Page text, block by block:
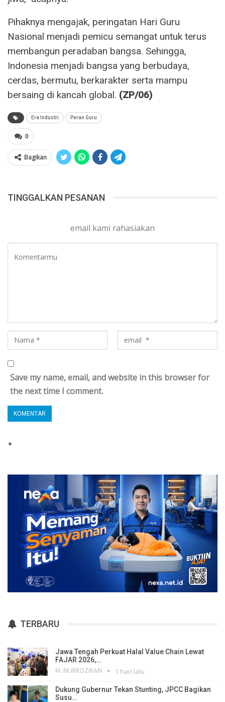
Pihaknya mengajak, peringatan Hari Guru
Nasional menjadi pemicu semangat untuk terus
membangun peradaban bangsa. Sehingga,
Indonesia menjadi bangsa yang berbudaya,
cerdas, bermutu, berkarakter serta mampu
bersaing di kancah global. (ZP/06)
Era Industri Peran Guru
0
Bagikan
TINGGALKAN PESANAN
email kami rahasiakan
Save my name, email, and website in this browser for
the next time I comment.
TERBARU
Jawa Tengah Perkuat Halal Value Chain Lewat
FAJAR 2026,…
M. NURROZIKAN 1 hari lalu
Dukung Gubernur Tekan Stunting, JPCC Bagikan
Susu…